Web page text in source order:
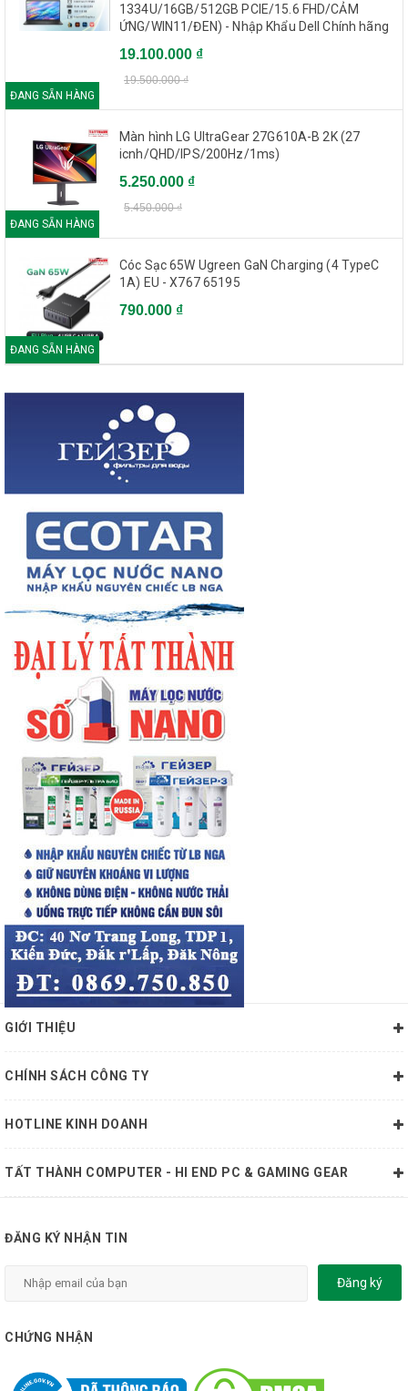
ĐANG SẴN HÀNG
1334U/16GB/512GB PCIE/15.6 FHD/CẢM
ỨNG/WIN11/ĐEN) - Nhập Khẩu Dell Chính hãng
19.100.000 ₫
19.500.000 ₫
ĐANG SẴN HÀNG
Màn hình LG UltraGear 27G610A-B 2K (27
icnh/QHD/IPS/200Hz/1ms)
5.250.000 ₫
5.450.000 ₫
ĐANG SẴN HÀNG
Cóc Sạc 65W Ugreen GaN Charging (4 TypeC
1A) EU - X767 65195
790.000 ₫
GIỚI THIỆU
CHÍNH SÁCH CÔNG TY
HOTLINE KINH DOANH
TẤT THÀNH COMPUTER - HI END PC & GAMING GEAR
ĐĂNG KÝ NHẬN TIN
Đăng ký
CHỨNG NHẬN